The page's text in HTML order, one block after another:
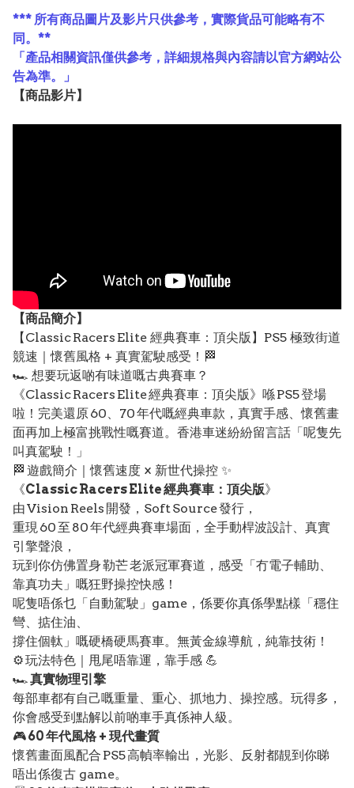
*** 所有商品圖片及影片只供參考，實際貨品可能略有不
同。**
「產品相關資訊僅供參考，詳細規格與內容請以官方網站公
告為準。」
【商品影片】
【商品簡介】
【Classic Racers Elite 經典賽車：頂尖版】PS5 極致街道
競速｜懷舊風格 + 真實駕駛感受！🏁
🏎️ 想要玩返啲有味道嘅古典賽車？
《Classic Racers Elite 經典賽車：頂尖版》喺 PS5 登場
啦！完美還原 60、70 年代嘅經典車款，真實手感、懷舊畫
面再加上極富挑戰性嘅賽道。香港車迷紛紛留言話「呢隻先
叫真駕駛！」
🏁 遊戲簡介｜懷舊速度 × 新世代操控 ✨
《Classic Racers Elite 經典賽車：頂尖版》
由 Vision Reels 開發，Soft Source 發行，
重現 60 至 80 年代經典賽車場面，全手動桿波設計、真實
引擎聲浪，
玩到你仿佛置身 勒芒 老派冠軍賽道，感受「冇電子輔助、
靠真功夫」嘅狂野操控快感！
呢隻唔係乜「自動駕駛」game，係要你真係學點樣「穩住
彎、掂住油、
撐住個軚」嘅硬橋硬馬賽車。無黃金線導航，純靠技術！
⚙️ 玩法特色｜甩尾唔靠運，靠手感 💪
🏎️真實物理引擎
每部車都有自己嘅重量、重心、抓地力、操控感。玩得多，
你會感受到點解以前啲車手真係神人級。
🎮60 年代風格 + 現代畫質
懷舊畫面風配合 PS5 高幀率輸出，光影、反射都靚到你睇
唔出係復古 game。